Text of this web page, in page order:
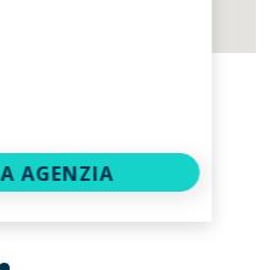
AGENZIA